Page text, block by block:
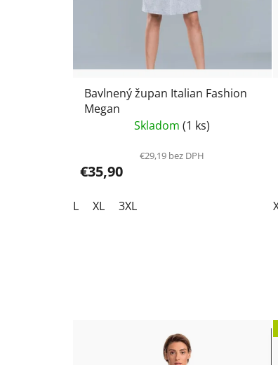
Bavlnený župan Italian Fashion
Megan
Skladom(1 ks)
€29,19 bez DPH
€35,90
L XL 3XL